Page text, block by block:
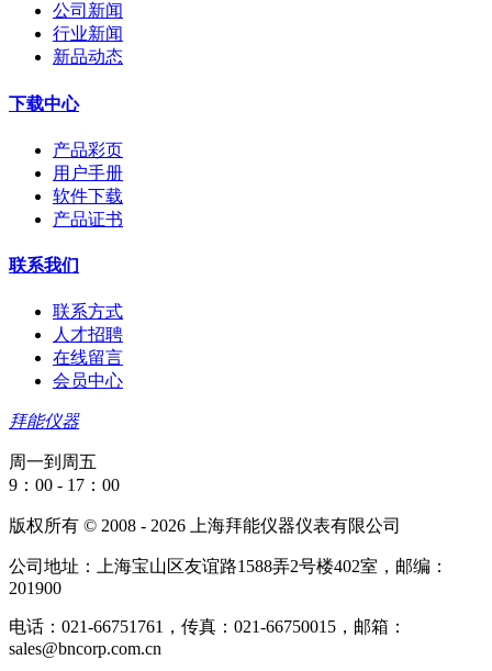
公司新闻
行业新闻
新品动态
下载中心
产品彩页
用户手册
软件下载
产品证书
联系我们
联系方式
人才招聘
在线留言
会员中心
拜能仪器
周一到周五
9：00 - 17：00
版权所有 © 2008 - 2026 上海拜能仪器仪表有限公司
公司地址：上海宝山区友谊路1588弄2号楼402室，邮编：
201900
电话：021-66751761，传真：021-66750015，邮箱：
sales@bncorp.com.cn